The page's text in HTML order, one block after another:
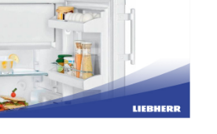
им надо, разберутся, там просто
переключатель. В
полки, большие ящики для
отделение для бутылок,
для яиц. Морозилка, конечно,
как-то не особо и любят что-то
Фасоль там мороженую покупают,